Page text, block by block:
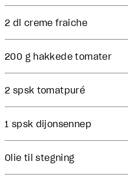
2 dl creme fraiche
200 g hakkede tomater
2 spsk tomatpuré
1 spsk dijonsennep
Olie til stegning